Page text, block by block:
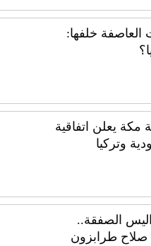
العاصفة خلفها:
مكة يعلن اتفاقية
وتركيا
الصفقة..
صلاح طرابزون